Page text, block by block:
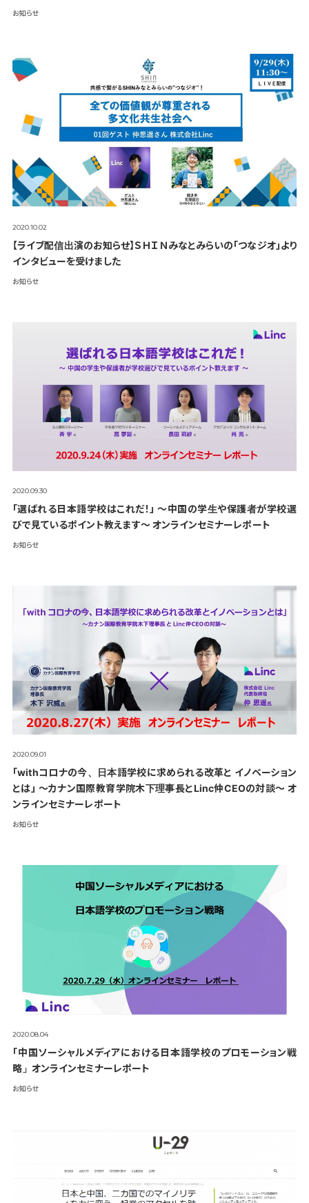
お知らせ
2020.10.02
【ライブ配信出演のお知らせ】ＳＨＩＮみなとみらいの「つなジオ」より
インタビューを受けました
お知らせ
2020.09.30
「選ばれる日本語学校はこれだ！」 〜中国の学生や保護者が学校選
びで見ているポイント教えます〜 オンラインセミナーレポート
お知らせ
2020.09.01
「withコロナの今、日本語学校に求められる改革と イノベーション
とは」 〜カナン国際教育学院木下理事長とLinc仲CEOの対談〜 オ
ンラインセミナーレポート
お知らせ
2020.08.04
「中国ソーシャルメディアにおける日本語学校のプロモーション戦
略」オンラインセミナーレポート
お知らせ